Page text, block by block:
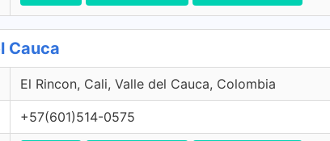
Cauca
El Rincon, Cali, Valle del Cauca, Colombia
+57(601)514-0575